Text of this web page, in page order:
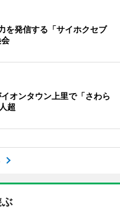
を発信する「サイホクセブ
オンタウン上里で「さわら
超